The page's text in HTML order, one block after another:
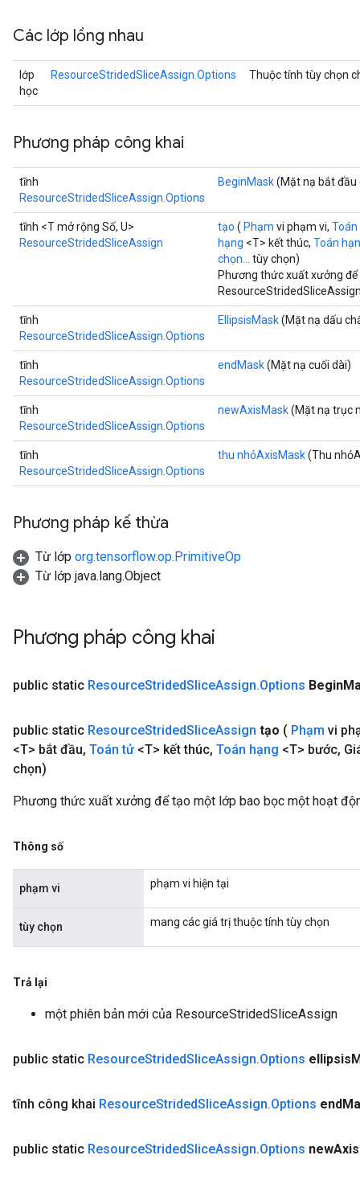
Các lớp lồng nhau
lớp
học
ResourceStridedSliceAssign.Options Thuộc tính tùy chọn
Phương pháp công khai
tĩnh
ResourceStridedSliceAssign.Options
BeginMask(Mặt nạ bắt đầu
tĩnh <T mở rộng Số, U>
ResourceStridedSliceAssign
tạo ( Phạm vi phạm vi, Toán
hạng <T> kết thúc, Toán
chọn...
tùy chọn)
Phương thức xuất xưởng
tĩnh
ResourceStridedSliceAssign.Options
EllipsisMask(Mặt nạ dấu
tĩnh
ResourceStridedSliceAssign.Options
endMask(Mặt nạ cuối dài)
tĩnh
ResourceStridedSliceAssign.Options
newAxisMask(Mặt nạ trục
tĩnh
ResourceStridedSliceAssign.Options
thu nhỏAxisMask(Thu
Phương pháp kế thừa
Từ lớp org.tensorflow.op.PrimitiveOp
Từ lớp java.lang.Object
Phương pháp công khai
public static ResourceStridedSliceAssign.Options Begin
public static ResourceStridedSliceAssign tạo ( Phạm vi
<T> bắt đầu, Toán tử<T> kết thúc, Toán hạng <T> bước,
chọn)
Phương thức xuất xưởng để tạo một lớp bao bọc một hoạt
Thông số
phạm vi phạm vi hiện tại
tùy chọn mang các giá trị thuộc tính tùy chọn
Trả lại
một phiên bản mới của ResourceStridedSliceAssign
public static ResourceStridedSliceAssign.Options ellipsis
tĩnh công khai ResourceStridedSliceAssign.Options end
public static ResourceStridedSliceAssign.Options newAxis